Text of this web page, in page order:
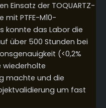
Einsatz der TOQUARTZ-
PTFE-M10-
konnte das Labor die
über 500 Stunden bei
(<0,2%
wiederholte
machte und die
um fast